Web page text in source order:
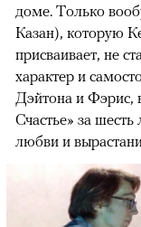
доме. Только
Казан), которую
присваивает, не
характер и
Дэйтона и Фэрис,
Счастье» за
любви и